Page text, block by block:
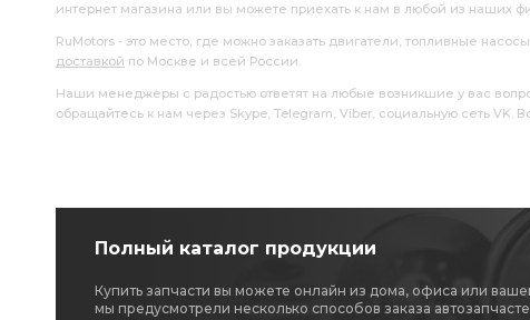
интернет магазина или вы можете приехать к нам в любой из наших
RuMotors - это место, где можно заказать двигатели, топливные
доставкой по Москве и всей России.
Наши менеджеры с радостью ответят на любые возникшие у вас
обращайтесь к нам через Skype, Telegram, Viber, социальную сеть VK.
Полный каталог продукции
Купить запчасти вы можете онлайн из дома, офиса или
мы предусмотрели несколько способов заказа